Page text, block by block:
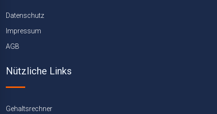
Datenschutz
Impressum
AGB
Nützliche Links
Gehaltsrechner